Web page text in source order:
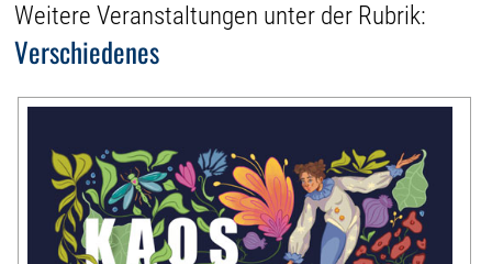
Weitere Veranstaltungen unter der Rubrik:
Verschiedenes